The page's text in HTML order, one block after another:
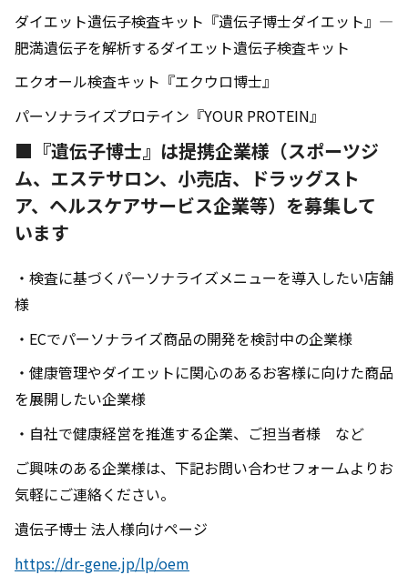
ダイエット遺伝子検査キット『遺伝子博士ダイエット』―
肥満遺伝子を解析するダイエット遺伝子検査キット
エクオール検査キット『エクウロ博士』
パーソナライズプロテイン『YOUR PROTEIN』
■『遺伝子博士』は提携企業様（スポーツジ
ム、エステサロン、小売店、ドラッグスト
ア、ヘルスケアサービス企業等）を募集して
います
・検査に基づくパーソナライズメニューを導入したい店舗
様
・ECでパーソナライズ商品の開発を検討中の企業様
・健康管理やダイエットに関心のあるお客様に向けた商品
を展開したい企業様
・自社で健康経営を推進する企業、ご担当者様 など
ご興味のある企業様は、下記お問い合わせフォームよりお
気軽にご連絡ください。
遺伝子博士 法人様向けページ
https://dr-gene.jp/lp/oem